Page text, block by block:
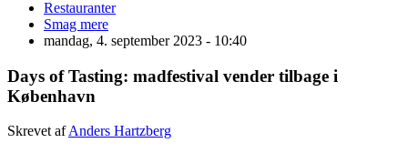
Restauranter
Smag mere
mandag, 4. september 2023 - 10:40
Days of Tasting: madfestival vender tilbage i
København
Skrevet afAnders Hartzberg